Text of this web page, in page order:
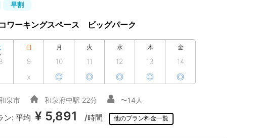
早割
ワーキングスペース ビッグパーク
日
9
x
月
10
◎
火
11
◎
水
12
◎
木
13
◎
金
14
◎
泉市 和泉府中駅 22分 〜14人
ン:平均 ¥ 5,891 /時間 他のプラン料金一覧